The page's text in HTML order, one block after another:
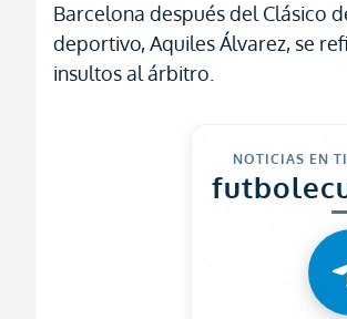
Barcelona después del Clásico
deportivo, Aquiles Álvarez, se
insultos al árbitro.
NOTICIAS EN